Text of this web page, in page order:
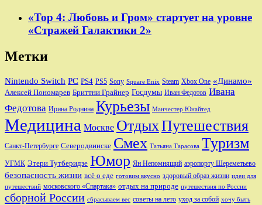
«Тор 4: Любовь и Гром» стартует на уровне
«Стражей Галактики 2»
Метки
Nintendo Switch PC PS4 PS5 Sony Square Enix Steam Xbox One «Динамо»
Алексей Пономарев Бриттни Грайнер Госдумы Иван Федотов Ивана
Федотова Ирина Роднина Курьезы Манчестер Юнайтед
Медицина Москве ОтдыхПутешествия
Санкт-Петербурге Северодвинске Смех Татьяна Тарасова Туризм
УГМК Этери Тутберидзе Юмор Ян Непомнящий аэропорту Шереметьево
безопасность жизни всё о еде готовим вкусно здоровый образ жизни идеи для
путешествий московского «Спартака» отдых на природе путешествия по России
сборной России сбрасываем вес советы на лето уход за собой хочу быть